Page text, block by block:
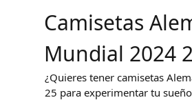
Camisetas
Mundial 2024
¿Quieres tener camisetas
25 para experimentar tu